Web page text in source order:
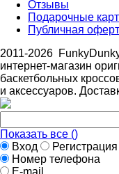
Отзывы
Подарочные
Публичная
2011-2026
интернет-магазин
баскетбольных
и аксессуаров.
Показать все ()
Вход
Регистрация
Номер телефона
E-mail